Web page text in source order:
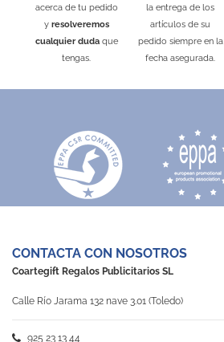
acerca de tu pedido
y resolveremos
cualquier dudaque
tengas.
la entrega de los
artículos de su
pedido siempre en la
fecha asegurada.
CONTACTA CON NOSOTROS
Coartegift Regalos Publicitarios SL
Calle Río Jarama 132 nave 3.01 (Toledo)
925 23 13 44